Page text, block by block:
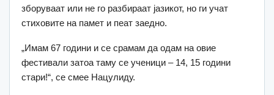
зборуваат или не го разбираат јазикот, но ги учат
стиховите на памет и пеат заедно.
„Имам 67 години и се срамам да одам на овие
фестивали затоа таму се ученици – 14, 15 години
стари!“, се смее Нацулиду.